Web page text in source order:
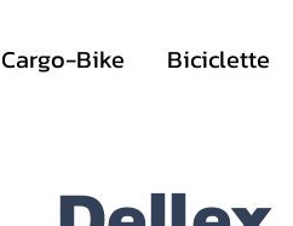
Cargo-Bike Biciclette